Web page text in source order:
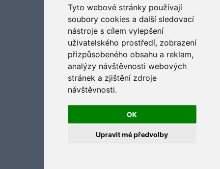
Tyto webové stránky používají
soubory cookies a další sledovací
nástroje s cílem vylepšení
uživatelského prostředí, zobrazení
přizpůsobeného obsahu a reklam,
analýzy návštěvnosti webových
stránek a zjištění zdroje
návštěvnosti.
OK
Upravit mé předvolby